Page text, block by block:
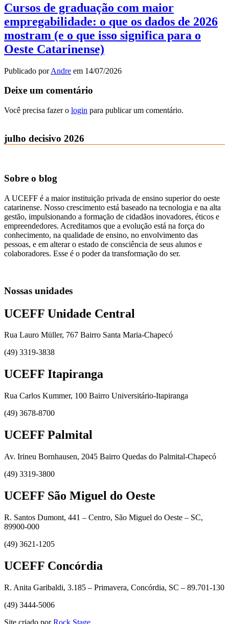
Cursos de graduação com maior
empregabilidade: o que os dados de 2026
mostram (e o que isso significa para o
Oeste Catarinense)
Publicado porAndre em 14/07/2026
Deixe um comentário
Você precisa fazer o login para publicar um comentário.
julho decisivo 2026
Sobre o blog
A UCEFF é a maior instituição privada de ensino superior do oeste
catarinense. Nosso crescimento está baseado na tecnologia e na alta
gestão, impulsionando a formação de cidadãos inovadores, éticos e
empreendedores. Acreditamos que a evolução está na força do
conhecimento, na qualidade de ensino, no envolvimento das
pessoas, e em alterar o estado de consciência de seus alunos e
colaboradores. Esse é o poder da transformação do ser.
Nossas unidades
UCEFF Unidade Central
Rua Lauro Müller, 767 Bairro Santa Maria-Chapecó
(49) 3319-3838
UCEFF Itapiranga
Rua Carlos Kummer, 100 Bairro Universitário-Itapiranga
(49) 3678-8700
UCEFF Palmital
Av. Irineu Bornhausen, 2045 Bairro Quedas do Palmital-Chapecó
(49) 3319-3800
UCEFF São Miguel do Oeste
R. Santos Dumont, 441 – Centro, São Miguel do Oeste – SC,
89900-000
(49) 3621-1205
UCEFF Concórdia
R. Anita Garibaldi, 3.185 – Primavera, Concórdia, SC – 89.701-130
(49) 3444-5006
Site criado porRock Stage